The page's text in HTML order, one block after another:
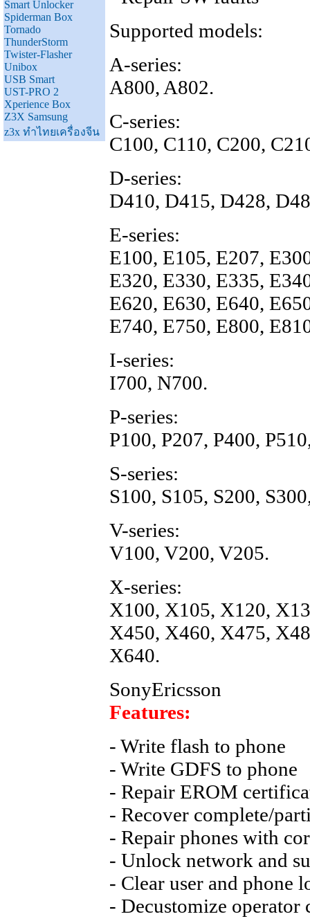
Smart Unlocker
Spiderman Box
Tornado
ThunderStorm
Twister-Flasher
Unibox
USB Smart
UST-PRO 2
Xperience Box
Z3X Samsung
z3x ทำไทยเครื่องจีน
Supported models:
A-series:
A800, A802.
C-series:
C100, C110, C200,
D-series:
D410, D415, D428,
E-series:
E100, E105, E207,
E320, E330, E335,
E620, E630, E640,
E740, E750, E800,
I-series:
I700, N700.
P-series:
P100, P207, P400,
S-series:
S100, S105, S200,
V-series:
V100, V200, V205.
X-series:
X100, X105, X120,
X450, X460, X475,
X640.
SonyEricsson
Features:
- Write flash to phone
- Write GDFS to phone
- Repair EROM
- Recover complete/
- Repair phones with
- Unlock network and
- Clear user and phone
- Decustomize operator